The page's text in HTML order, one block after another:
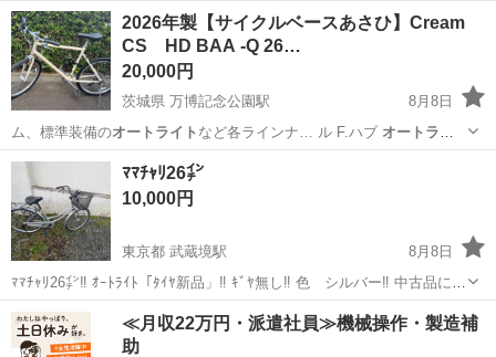
愛知 蒲郡市 三河大塚駅 その他
2026年製【サイクルベースあさひ】Cream
CS HD BAA -Q 26…
20,000円
茨城県 万博記念公園駅
8月8日
ム、標準装備のオートライト など各ラインナ… ル F.ハブ オートライ
ト仕様：14Gx…
茨城 つくば市 万博記念公園駅
ﾏﾏﾁｬﾘ26㌅
10,000円
東京都 武蔵境駅
8月8日
ﾏﾏﾁｬﾘ26㌅‼️ ｵｰﾄﾗｲﾄ「ﾀｲﾔ新品」‼️ ｷﾞﾔ無し‼️ 色 シルバー‼️ 中古品に着
き錆や汚れや傷は有りますので細かい事を気にする方はご遠慮下さい‼️
現金との交換に限る‼️ 防犯登録をしてからのお渡しと成りま...
東京 三鷹市 武蔵境駅 その他 ママチャリ
≪月収22万円・派遣社員≫機械操作・製造補
助